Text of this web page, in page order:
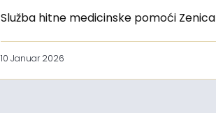
Služba hitne medicinske pomoći Zenica
10 Januar 2026